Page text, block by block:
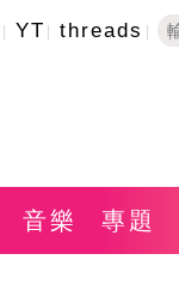
YT threads
音樂 專題